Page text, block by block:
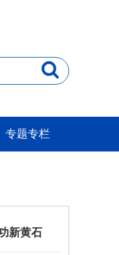
专题专栏
新黄石